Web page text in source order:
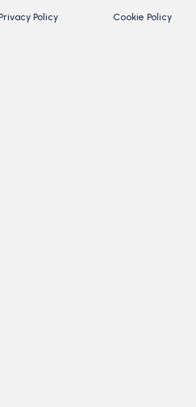
Privacy Policy Cookie Policy